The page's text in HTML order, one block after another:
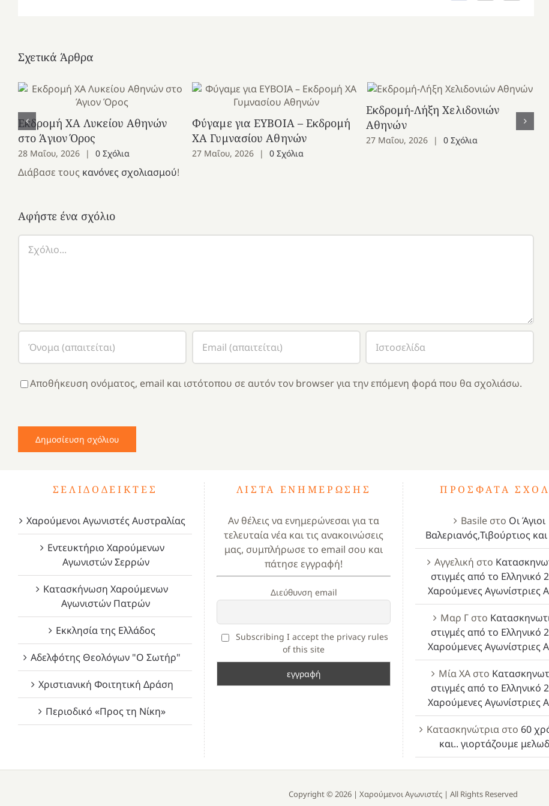
Σχετικά Άρθρα
Εκδρομή ΧΑ Λυκείου Αθηνών
στο Άγιον Όρος
28 Μαΐου, 2026 | 0 Σχόλια
Φύγαμε για ΕΥΒΟΙΑ – Εκδρομή
ΧΑ Γυμνασίου Αθηνών
27 Μαΐου, 2026 | 0 Σχόλια
Εκδρομή-Λήξη Χελιδονιών
Αθηνών
27 Μαΐου, 2026 | 0 Σχόλια
Διάβασε τους κανόνες σχολιασμού!
Αφήστε ένα σχόλιο
Σχόλιο
Αποθήκευση ονόματος, email και ιστότοπου σε αυτόν τον browser για την επόμενη φορά που θα σχολιάσω.
ΣΕΛΙΔΟΔΕΊΚΤΕΣ
Χαρούμενοι Αγωνιστές Αυστραλίας
Εντευκτήριο Χαρούμενων
Αγωνιστών Σερρών
Κατασκήνωση Χαρούμενων
Αγωνιστών Πατρών
Εκκλησία της Ελλάδος
Αδελφότης Θεολόγων "Ο Σωτήρ"
Χριστιανική Φοιτητική Δράση
Περιοδικό «Προς τη Νίκη»
ΛΊΣΤΑ ΕΝΗΜΈΡΩΣΗΣ
Αν θέλεις να ενημερώνεσαι για τα
τελευταία νέα και τις ανακοινώσεις
μας, συμπλήρωσε το email σου και
πάτησε εγγραφή!
Διεύθυνση email
Subscribing I accept the privacy rules
of this site
ΠΡΌΣΦΑΤΑ
Basileστο Οι Άγιοι
Βαλεριανός,Τιβούρτιος και
Αγγελική στο
στιγμές από το Ελληνικό
Χαρούμενες Αγωνίστριες
Μαρ Γστο
στιγμές από το Ελληνικό
Χαρούμενες Αγωνίστριες
Μία ΧΑστο
στιγμές από το Ελληνικό
Χαρούμενες Αγωνίστριες
Κατασκηνώτριαστο 60
και.. γιορτάζουμε
Copyright © 2026 | Χαρούμενοι Αγωνιστές | All Rights Reserved